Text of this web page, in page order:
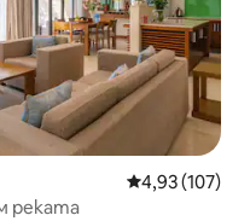
Средна
4,93 (107)
реката